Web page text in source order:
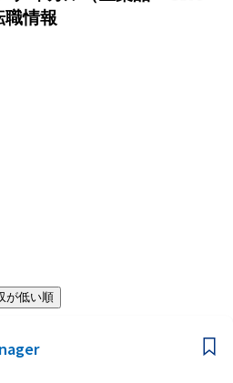
職情報
が低い順